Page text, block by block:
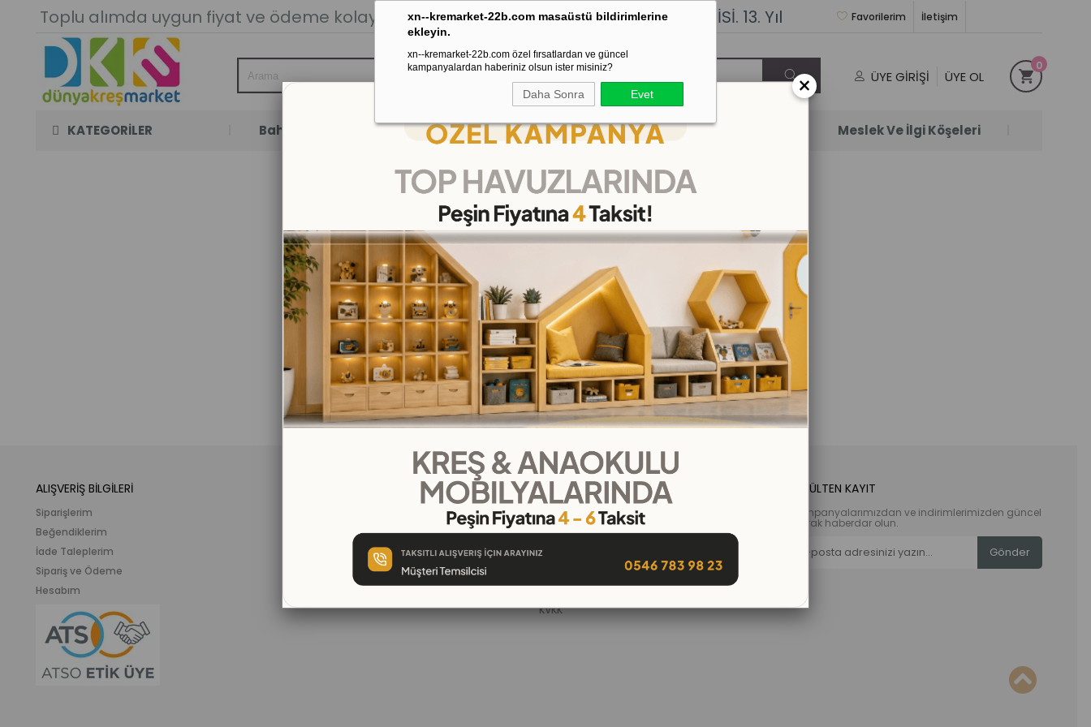
xn--kremarket-22b.com masaüstü bildirimlerine
ekleyin.
xn--kremarket-22b.com özel fırsatlardan ve güncel
kampanyalardan haberiniz olsun ister misiniz?
Daha Sonra Evet
Toplu alımda uygun fiyat ve ödeme kolaylığı. Stoktan Gönderim.% 100İADEGARANTİSİ. 13. Yıl İletişim
Favorilerim
ÜYE GIRIŞI ÜYE OL
0
KATEGORİLER Bahçe Oyun Odası Kaydırak Salıncak Tahterevalli Çok Satanlar Meslek Ve İlgi Köşeleri
ALIŞVERİŞ BİLGİLERİ
Siparişlerim
Beğendiklerim
İade Taleplerim
Sipariş ve Ödeme
Hesabım
Meslek ve İlgi Köşeleri
Eğitici Plastik Oyuncak
KURUMSAL
Hakkımızda
İletişim
Banka Hesap Numaraları
Gizlilik ve Güvenlik
Garanti ve İade
KVKK
E-BÜLTEN KAYIT
Kampanyalarımızdan ve indirimlerimizden güncel
olarak haberdar olun.
Gönder
×